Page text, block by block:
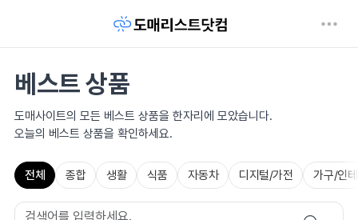
베스트 상품
도매사이트의 모든 베스트 상품을 한자리에 모았습니다.
오늘의 베스트 상품을 확인하세요.
전체 종합 생활 식품 자동차 디지털/가전 가구/인